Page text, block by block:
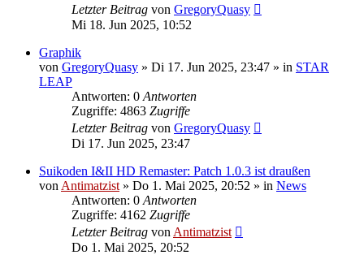
Letzter Beitrag von GregoryQuasy
Mi 18. Jun 2025, 10:52
Graphik
von GregoryQuasy » Di 17. Jun 2025, 23:47 » in STAR
LEAP
Antworten: 0 Antworten
Zugriffe: 4863 Zugriffe
Letzter Beitrag von GregoryQuasy
Di 17. Jun 2025, 23:47
Suikoden I&II HD Remaster: Patch 1.0.3 ist draußen
von Antimatzist » Do 1. Mai 2025, 20:52 » in News
Antworten: 0 Antworten
Zugriffe: 4162 Zugriffe
Letzter Beitrag von Antimatzist
Do 1. Mai 2025, 20:52